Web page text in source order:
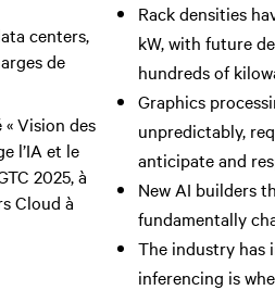
centers,
de
Vision des
l’IA et le
2025, à
Cloud à
Rack densities
kW, with future
hundreds of
Graphics
unpredictably,
anticipate and
New AI builders
fundamentally
The industry has
inferencing is